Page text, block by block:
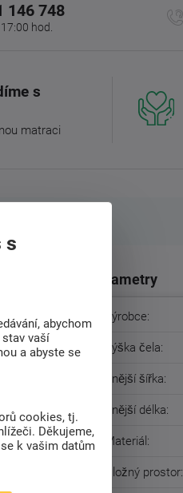
146 748
hod.
s
matraci
Parametry
Výrobce:
Výška čela:
Vnější šířka:
Vnější délka:
Materiál:
Úložný prostor:
s
abychom
vaší
a abyste se
cookies, tj.
Děkujeme,
k vašim datům